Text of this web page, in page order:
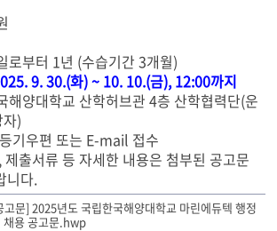
로부터 1년 (수습기간 3개월)
9. 30.(화) ~ 10. 10.(금), 12:00까지
해양대학교 산학허브관 4층 산학협력단(운
)
기우편 또는 E-mail 접수
출서류 등 자세한 내용은 첨부된 공고문
니다.
고문] 2025년도 국립한국해양대학교 마린에듀텍 행정
채용 공고문.hwp